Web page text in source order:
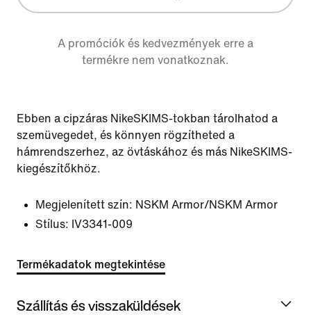
A promóciók és kedvezmények erre a
termékre nem vonatkoznak.
Ebben a cipzáras NikeSKIMS-tokban tárolhatod a
szemüvegedet, és könnyen rögzítheted a
hámrendszerhez, az övtáskához és más NikeSKIMS-
kiegészítőkhöz.
Megjelenített szín: NSKM Armor/NSKM Armor
Stílus: IV3341-009
Termékadatok megtekintése
Szállítás és visszaküldések